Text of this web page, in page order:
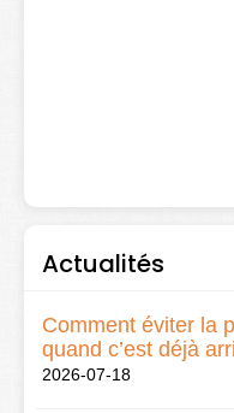
Actualités
Comment éviter la
quand c’est déjà
2026-07-18